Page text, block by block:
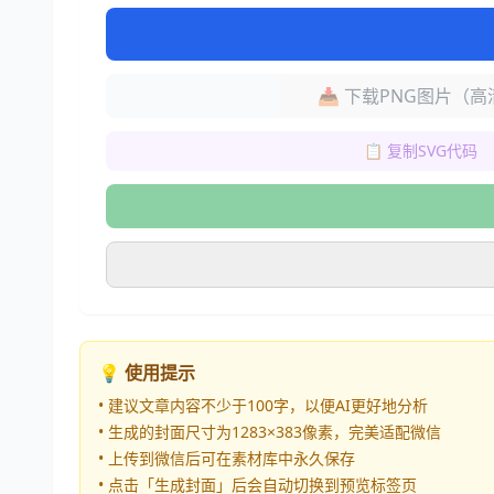
📥 下载PNG图片（高
📋 复制SVG代码
💡 使用提示
• 建议文章内容不少于100字，以便AI更好地分析
• 生成的封面尺寸为1283×383像素，完美适配微信
• 上传到微信后可在素材库中永久保存
• 点击「生成封面」后会自动切换到预览标签页